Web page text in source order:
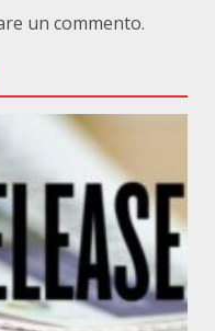
un commento.